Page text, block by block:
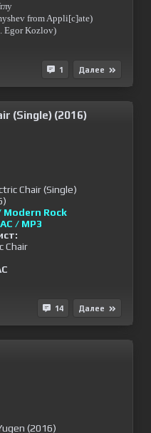
from Appli[c]ate)
Egor Kozlov)
1 Далее
(Single) (2016)
Modern Rock
/ MP3
Chair
14 Далее